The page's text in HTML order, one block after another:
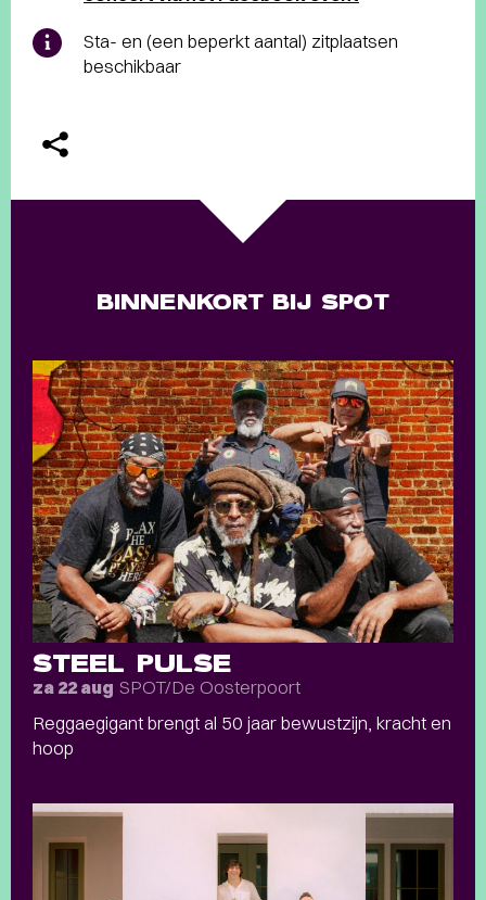
Sta- en (een beperkt aantal) zitplaatsen
beschikbaar
BINNENKORT BIJ SPOT
STEEL PULSE
za 22 aug SPOT/De Oosterpoort
Reggaegigant brengt al 50 jaar bewustzijn, kracht en
hoop